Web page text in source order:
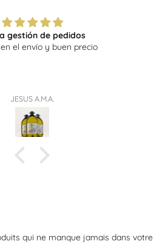
gestión de pedidos
el envío y buen precio
JESUS A.M.A.
qui ne manque jamais dans votre